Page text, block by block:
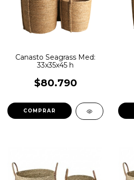
Canasto Seagrass Med:
33x35x45 h
$80.790